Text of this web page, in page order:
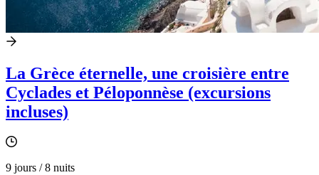
La Grèce éternelle, une croisière entre
Cyclades et Péloponnèse (excursions
incluses)
9 jours / 8 nuits